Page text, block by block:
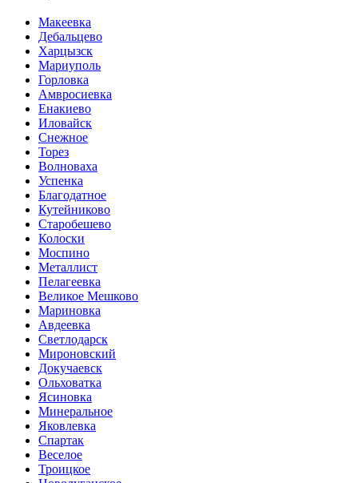
Макеевка
Дебальцево
Харцызск
Мариуполь
Горловка
Амвросиевка
Енакиево
Иловайск
Снежное
Торез
Волноваха
Успенка
Благодатное
Кутейниково
Старобешево
Колоски
Моспино
Металлист
Пелагеевка
Великое Мешково
Мариновка
Авдеевка
Светлодарск
Мироновский
Докучаевск
Ольховатка
Ясиновка
Минеральное
Яковлевка
Спартак
Веселое
Троицкое